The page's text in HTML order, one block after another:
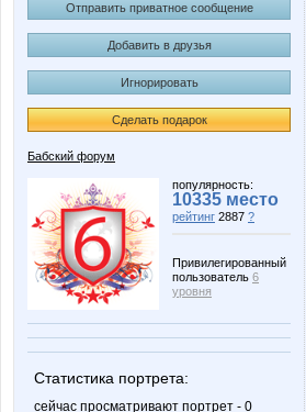
Отправить приватное сообщение
Добавить в друзья
Игнорировать
Сделать подарок
Бабский форум
популярность:
10335 место
рейтинг 2887 ?
Привилегированный
пользователь 6
уровня
Статистика портрета:
сейчас просматривают портрет - 0